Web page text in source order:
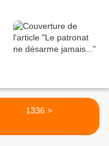
1336 >